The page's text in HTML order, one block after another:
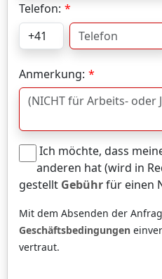
Telefon:
Anmerkung:
Ich möchte, dass
anderen hat (wird in
gestellt Gebührfür einen
Mit dem Absenden der
Geschäftsbedingungen
vertraut.